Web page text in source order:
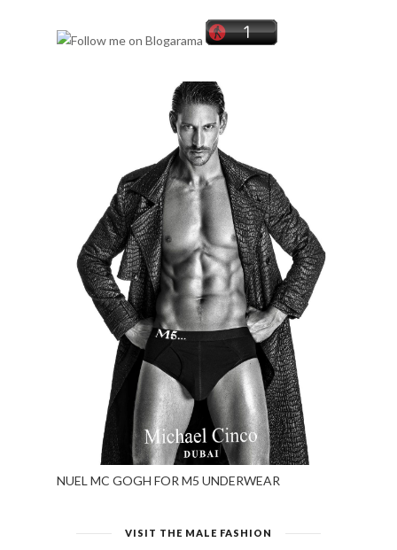
NUEL MC GOGH FOR M5 UNDERWEAR
VISIT THE MALE FASHION